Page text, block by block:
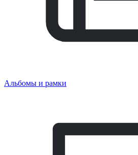
Альбомы и рамки